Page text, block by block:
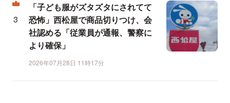
「子ども服がズタズタにされてて
恐怖」西松屋で商品切りつけ、会
社認める「従業員が通報、警察に
より確保」
2026年07月28日 11時17分